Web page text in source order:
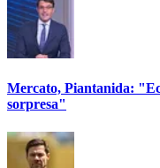
Mercato, Piantanida:
sorpresa"